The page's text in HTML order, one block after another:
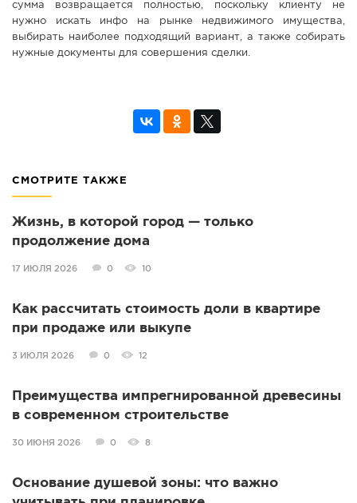
сумма возвращается полностью, поскольку клиенту не
нужно искать инфо на рынке недвижимого имущества,
выбирать наиболее подходящий вариант, а также собирать
нужные документы для совершения сделки.
СМОТРИТЕ ТАКЖЕ
Жизнь, в которой город — только
продолжение дома
17 ИЮЛЯ 2026 0 10
Как рассчитать стоимость доли в квартире
при продаже или выкупе
3 ИЮЛЯ 2026 0 12
Преимущества импрегнированной древесины
в современном строительстве
30 ИЮНЯ 2026 0 8
Основание душевой зоны: что важно